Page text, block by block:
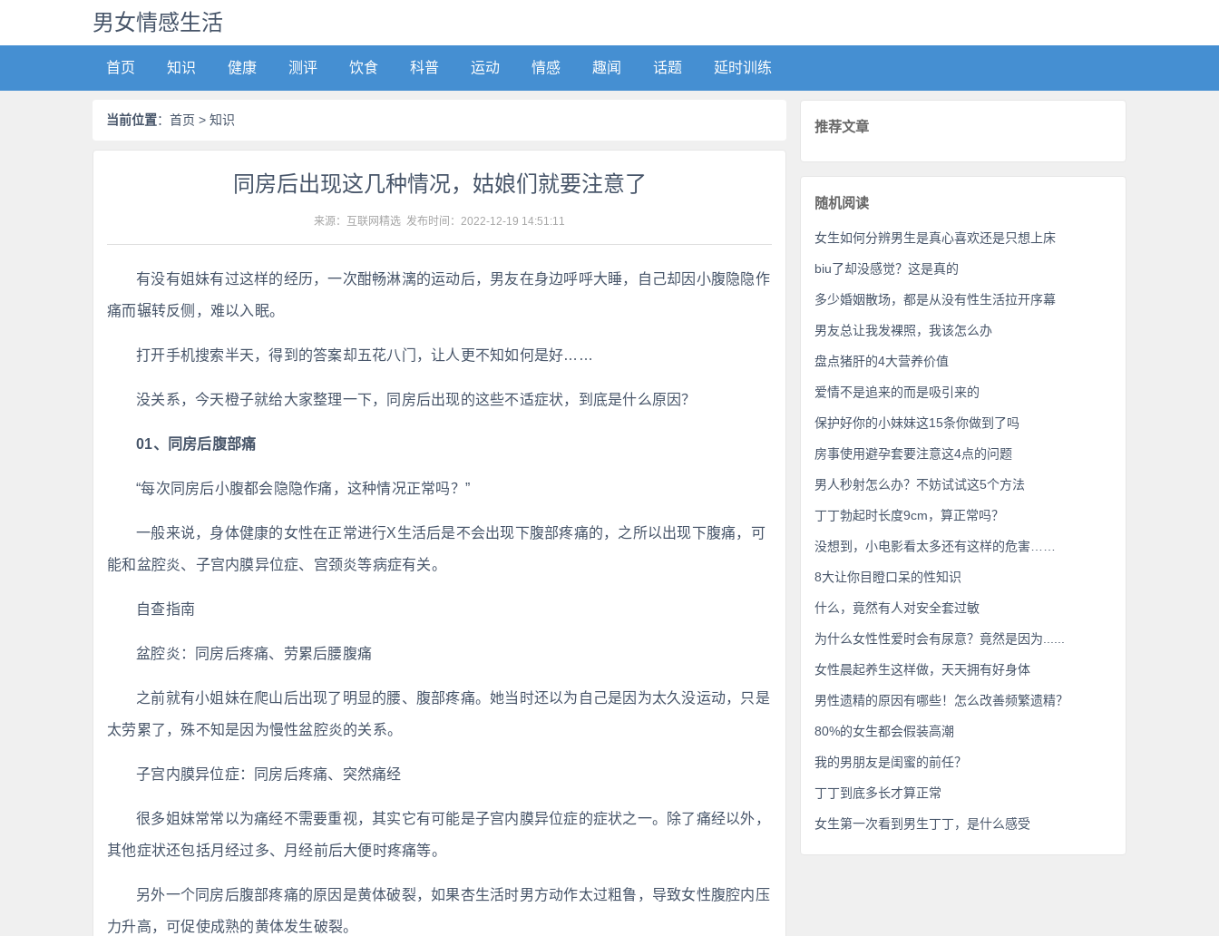
男女情感生活
首页 知识 健康 测评 饮食 科普 运动 情感 趣闻 话题 延时训练
当前位置： 首页 > 知识
同房后出现这几种情况，姑娘们就要注意了
来源：互联网精选 发布时间： 2022-12-19 14:51:11
有没有姐妹有过这样的经历，一次酣畅淋漓的运动后，男友在身边呼呼大睡，自己却因小腹隐隐作
痛而辗转反侧，难以入眠。
打开手机搜索半天，得到的答案却五花八门，让人更不知如何是好……
没关系，今天橙子就给大家整理一下，同房后出现的这些不适症状，到底是什么原因？
01、同房后腹部痛
“每次同房后小腹都会隐隐作痛，这种情况正常吗？”
一般来说，身体健康的女性在正常进行X生活后是不会出现下腹部疼痛的，之所以出现下腹痛，可
能和盆腔炎、子宫内膜异位症、宫颈炎等病症有关。
自查指南
盆腔炎：同房后疼痛、劳累后腰腹痛
之前就有小姐妹在爬山后出现了明显的腰、腹部疼痛。她当时还以为自己是因为太久没运动，只是
太劳累了，殊不知是因为慢性盆腔炎的关系。
子宫内膜异位症：同房后疼痛、突然痛经
很多姐妹常常以为痛经不需要重视，其实它有可能是子宫内膜异位症的症状之一。除了痛经以外，
其他症状还包括月经过多、月经前后大便时疼痛等。
另外一个同房后腹部疼痛的原因是黄体破裂，如果杏生活时男方动作太过粗鲁，导致女性腹腔内压
力升高，可促使成熟的黄体发生破裂。
推荐文章
随机阅读
女生如何分辨男生是真心喜欢还是只想上床
biu了却没感觉？这是真的
多少婚姻散场，都是从没有性生活拉开序幕
男友总让我发裸照，我该怎么办
盘点猪肝的4大营养价值
爱情不是追来的而是吸引来的
保护好你的小妹妹这15条你做到了吗
房事使用避孕套要注意这4点的问题
男人秒射怎么办？不妨试试这5个方法
丁丁勃起时长度9cm，算正常吗？
没想到，小电影看太多还有这样的危害……
8大让你目瞪口呆的性知识
什么，竟然有人对安全套过敏
为什么女性性爱时会有尿意？竟然是因为......
女性晨起养生这样做，天天拥有好身体
男性遗精的原因有哪些！怎么改善频繁遗精？
80%的女生都会假装高潮
我的男朋友是闺蜜的前任？
丁丁到底多长才算正常
女生第一次看到男生丁丁，是什么感受